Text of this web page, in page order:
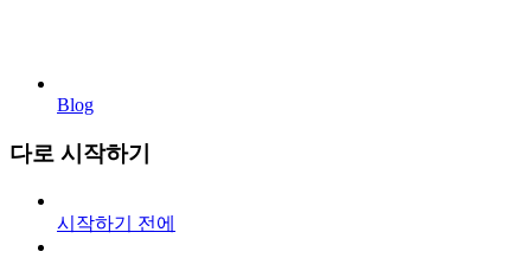
Blog
다로 시작하기
시작하기 전에